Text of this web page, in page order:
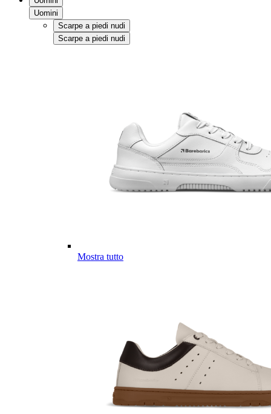
Uomini
Scarpe a piedi nudi
Scarpe a piedi nudi
Mostra tutto